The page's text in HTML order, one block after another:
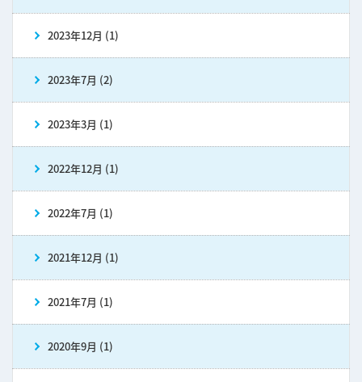
2023年12月 (1)
2023年7月 (2)
2023年3月 (1)
2022年12月 (1)
2022年7月 (1)
2021年12月 (1)
2021年7月 (1)
2020年9月 (1)